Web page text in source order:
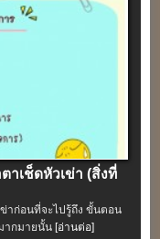
าเช็ดหัวเข่า (สิ่งที่
ข่าก่อนที่จะไปรู้ถึง ขั้นตอน
ากมายนั้น [อ่านต่อ]